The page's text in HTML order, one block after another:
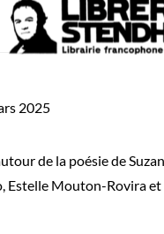
2025
de la poésie de
Estelle Mouton-Rovira et